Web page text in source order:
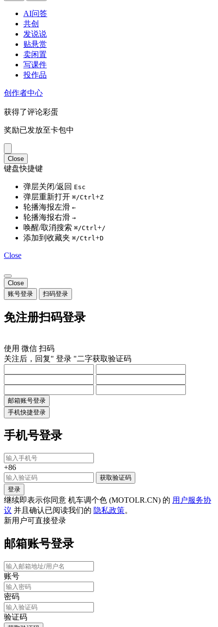
AI问答
共创
发说说
贴悬赏
卖闲置
写课件
投作品
创作者中心
获得了评论彩蛋
奖励已发放至卡包中
Close
键盘快捷键
弹层关闭/返回 Esc
弹层重新打开 ⌘/Ctrl+Z
轮播海报左滑 ←
轮播海报右滑 →
唤醒/取消搜索 ⌘/Ctrl+/
添加到收藏夹 ⌘/Ctrl+D
Close
Close
账号登录
扫码登录
免注册扫码登录
使用 微信扫码
关注后，回复"登录"二字获取验证码
邮箱账号登录
手机快捷登录